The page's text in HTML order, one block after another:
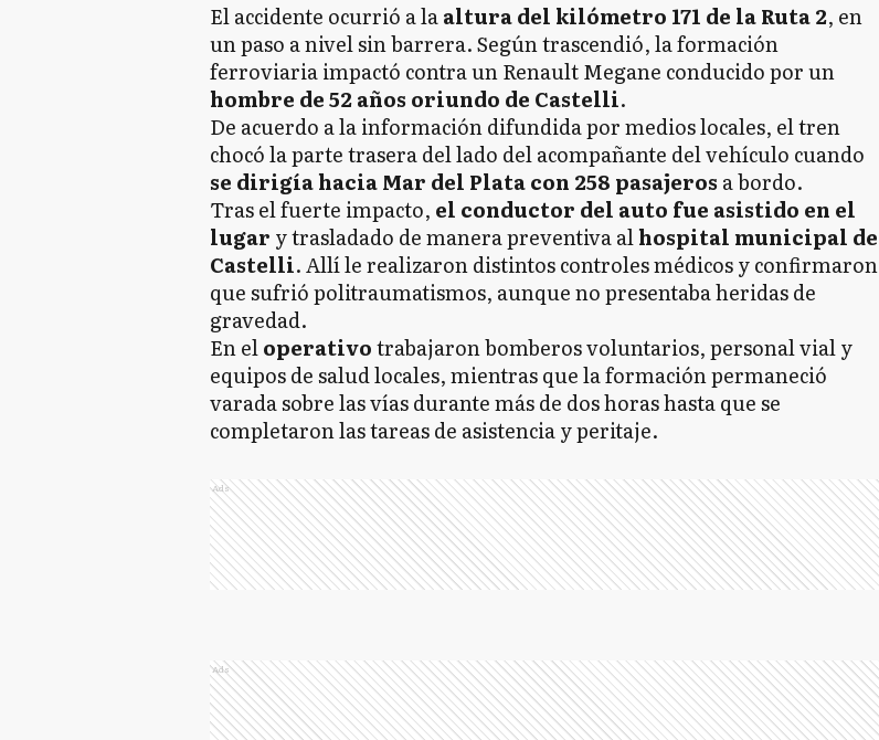
El accidente ocurrió a laaltura del kilómetro 171 de la Ruta 2, en
un paso a nivel sin barrera. Según trascendió, la formación
ferroviaria impactó contra un Renault Megane conducido por un
hombre de 52 años oriundo de Castelli.
De acuerdo a la información difundida por medios locales, el tren
chocó la parte trasera del lado del acompañante del vehículo cuando
se dirigía hacia Mar del Plata con 258 pasajeros a bordo.
Tras el fuerte impacto, el conductor del auto fue asistido en el
lugar y trasladado de manera preventiva alhospital municipal de
Castelli. Allí le realizaron distintos controles médicos y confirmaron
que sufrió politraumatismos, aunque no presentaba heridas de
gravedad.
En eloperativotrabajaron bomberos voluntarios, personal vial y
equipos de salud locales, mientras que la formación permaneció
varada sobre las vías durante más de dos horas hasta que se
completaron las tareas de asistencia y peritaje.
Ads
Ads